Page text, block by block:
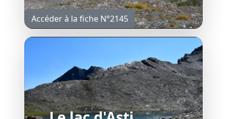
Accéder à la fiche N°2145